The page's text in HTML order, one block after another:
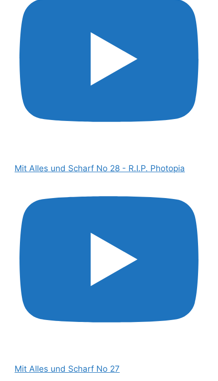
Mit Alles und Scharf No 28 - R.I.P. Photopia
Mit Alles und Scharf No 27